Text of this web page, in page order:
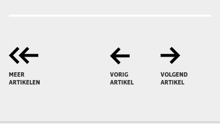
MEER
ARTIKELEN
VORIG
ARTIKEL
VOLGEND
ARTIKEL